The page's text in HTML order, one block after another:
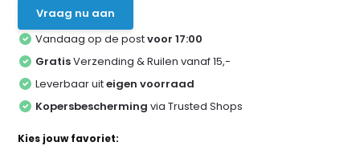
Vraag nu aan
Vandaag op de postvoor 17:00
GratisVerzending & Ruilen vanaf 15,-
Leverbaar uiteigen voorraad
Kopersbescherming via Trusted Shops
Kies jouw favoriet: